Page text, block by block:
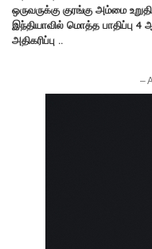
ஒருவருக்கு குரங்கு அம்மை
இந்தியாவில் மொத்த பாதிப்பு 4
அதிகரிப்பு ..
–